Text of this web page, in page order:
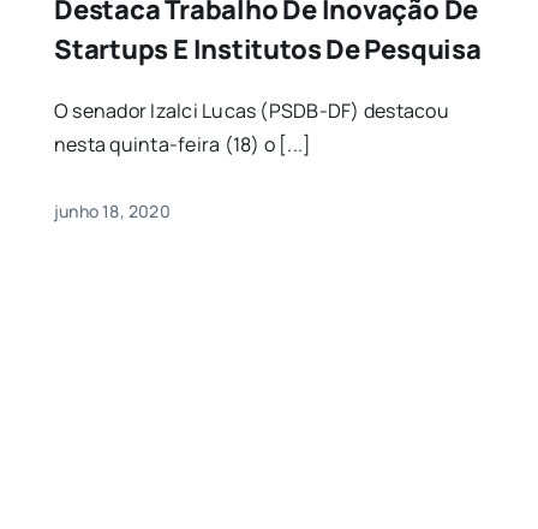
Destaca Trabalho De Inovação De
Startups E Institutos De Pesquisa
O senador Izalci Lucas (PSDB-DF) destacou
nesta quinta-feira (18) o [...]
junho 18, 2020